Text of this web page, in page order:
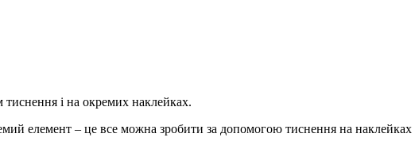
тиснення і на окремих наклейках.
елемент – це все можна зробити за допомогою тиснення на наклейках